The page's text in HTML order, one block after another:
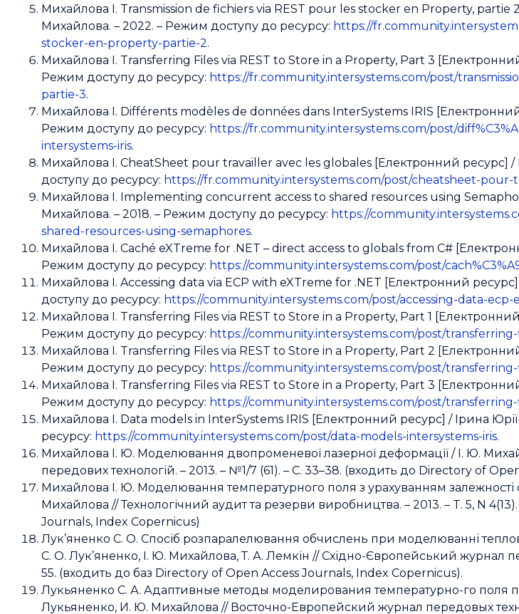
Михайлова І. Transmission de fichiers via REST pour les stocker en Property, partie
Михайлова. – 2022. – Режим доступу до ресурсу: https://
stocker-en-property-partie-2.
Михайлова І. Transferring Files via REST to Store in a Property, Part 3
Режим доступу до ресурсу: https://fr.community.intersystems.com/post/
partie-3.
Михайлова І. Différents modèles de données dans InterSystems IRIS
Режим доступу до ресурсу: https://fr.community.intersystems.com/post/
intersystems-iris.
Михайлова І. CheatSheet pour travailler avec les globales [Електронний ресурс]
доступу до ресурсу: https://fr.community.intersystems.com/post/cheatsheet-pour-
Михайлова І. Implementing concurrent access to shared resources using
Михайлова. – 2018. – Режим доступу до ресурсу: https://
shared-resources-using-semaphores.
Михайлова І. Caché eXTreme for .NET – direct access to globals from C#
Режим доступу до ресурсу: https://community.intersystems.com/post/
Михайлова І. Accessing data via ECP with eXTreme for .NET [Електронний
доступу до ресурсу: https://community.intersystems.com/post/accessing-data-
Михайлова І. Transferring Files via REST to Store in a Property, Part 1
Режим доступу до ресурсу: https://community.intersystems.com/post/
Михайлова І. Transferring Files via REST to Store in a Property, Part 2
Режим доступу до ресурсу: https://community.intersystems.com/post/
Михайлова І. Transferring Files via REST to Store in a Property, Part 3
Режим доступу до ресурсу: https://community.intersystems.com/post/
Михайлова І. Data models in InterSystems IRIS [Електронний ресурс] / Ірина
ресурсу: https://community.intersystems.com/post/data-models-intersystems-iris.
Михайлова І. Ю. Моделювання двопроменевої лазерної деформації / І. Ю.
передових технологій. – 2013. – №1/7 (61). – С. 33–38. (входить до Directory of
Михайлова І. Ю. Моделювання температурного поля з урахуванням залежності
Михайлова // Технологічний аудит та резерви виробництва. – 2013. – T. 5, N
Journals, Index Copernicus)
Лук’яненко С. О. Спосіб розпаралелювання обчислень при моделюванні
С. О. Лук’яненко, І. Ю. Михайлова, Т. А. Лемкін // Східно-Європейський журнал
55. (входить до баз Directory of Open Access Journals, Index Copernicus).
Лукьяненко С. А. Адаптивные методы моделирования температурно-го поля
Лукьяненко, И. Ю. Михайлова // Восточно-Европейский журнал передовых